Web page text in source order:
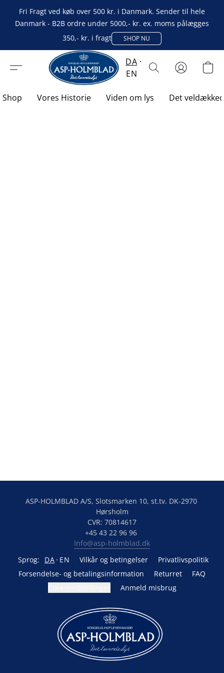
Fri Fragt ved køb over 500 kr. i Danmark. Sender til hele
Danmark - B2B ordre under 5000,- kr. ex. moms pålægges
350,- kr. i fragt
SHOP NU
DA
EN
Shop Vores Historie Viden om lys Det
ASP-HOLMBLAD A/S, Slotsmarken 10, st.tv. DK-2970
Hørsholm
CVR: 70814617
Info@asp-holmblad.dk
Sprog:
DA EN Vilkår og betingelser
Privatlivspolitik
Forsendelse- og betalingsinformation
Returret
FAQ
Anmeld misbrug